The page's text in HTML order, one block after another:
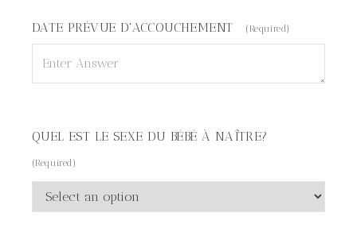
DATE PRÉVUE D'ACCOUCHEMENT (Required)
QUEL EST LE SEXE DU BÉBÉ À NAÎTRE?
(Required)